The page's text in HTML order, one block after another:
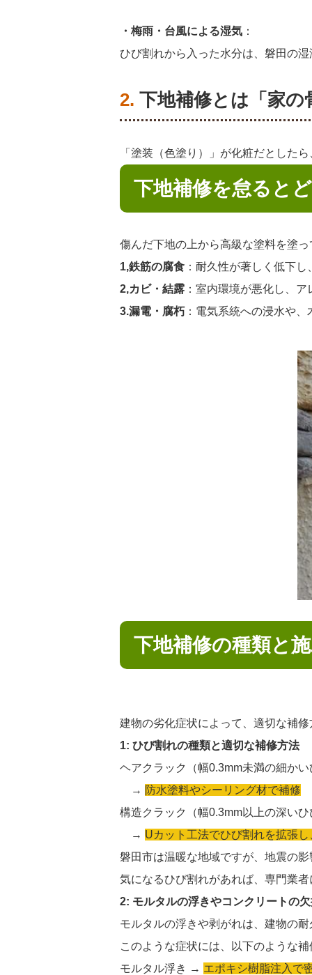
・梅雨・台風による湿気 ：
ひび割れから入った水分は、磐田の
2. 下地補修とは「家
「塗装（色塗り）」が化粧だとした
下地補修を怠ると
傷んだ下地の上から高級な塗料を塗
1,鉄筋の腐食 ：耐久性が著しく低下
2,カビ・結露 ：室内環境が悪化し、
3.漏電・腐朽：電気系統への浸水や、
下地補修の種類と
建物の劣化症状によって、適切な補
1: ひび割れの種類と適切な補修方法
ヘアクラック（幅0.3mm未満の細か
→ 防水塗料やシーリング材で補修
構造クラック（幅0.3mm以上の深い
→ Uカット工法でひび割れを拡張
磐田市は温暖な地域ですが、地震の
気になるひび割れがあれば、専門業
2: モルタルの浮きやコンクリートの
モルタルの浮きや剥がれは、建物の
このような症状には、以下のような
モルタル浮き → エポキシ樹脂注入で